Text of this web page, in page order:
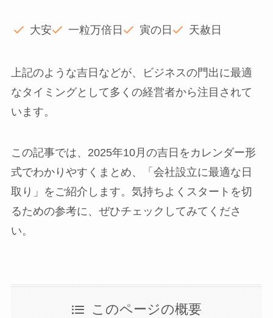
大安 一粒万倍日 寅の日 天赦日
上記のような吉日などが、ビジネスの門出に最適
なタイミングとして多くの経営者から注目されて
います。
この記事では、2025年10月の吉日をカレンダー形
式でわかりやすくまとめ、「会社設立に最適な日
取り」をご紹介します。気持ちよくスタートを切
るための参考に、ぜひチェックしてみてくださ
い。
このページの概要